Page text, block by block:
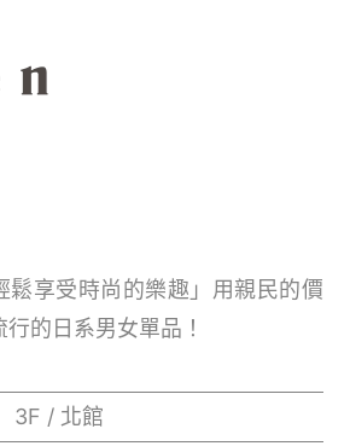
鬆享受時尚的樂趣」用親民的價
的日系男女單品！
3F / 北館